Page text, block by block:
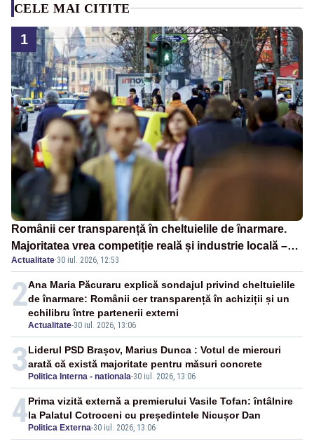
CELE MAI CITITE
1
Românii cer transparență în cheltuielile de înarmare.
Majoritatea vrea competiție reală și industrie locală –
SONDAJ
Actualitate·30 iul. 2026, 12:53
2
Actualitate-30 iul. 2026, 13:06
Ana Maria Păcuraru explică sondajul privind cheltuielile
de înarmare: Românii cer transparență în achiziții și un
echilibru între partenerii externi
3 Politica Interna - nationala-30 iul. 2026, 13:06
Liderul PSD Brașov, Marius Dunca : Votul de miercuri
arată că există majoritate pentru măsuri concrete
4 Politica Externa-30 iul. 2026, 13:06
Prima vizită externă a premierului Vasile Tofan: întâlnire
la Palatul Cotroceni cu președintele Nicușor Dan